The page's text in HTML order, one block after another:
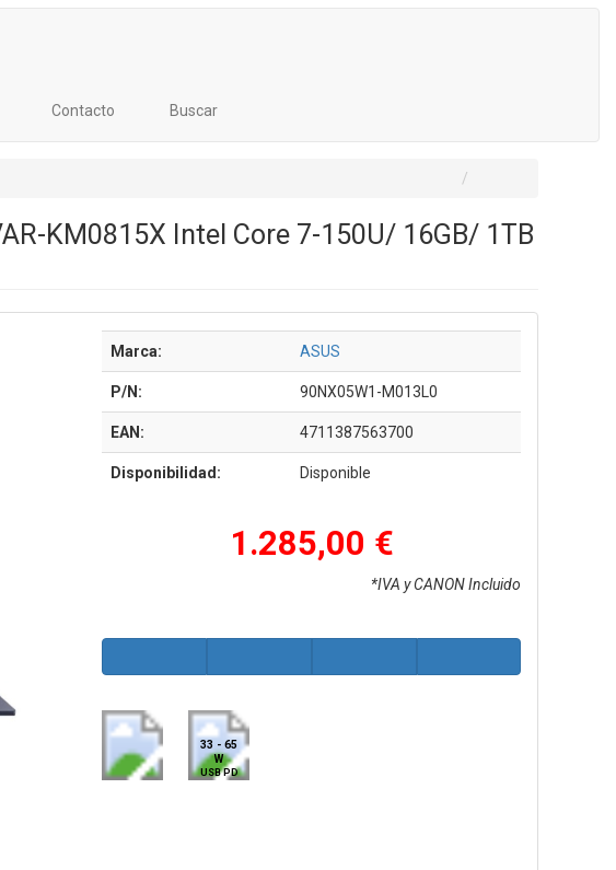
Contacto Buscar
KM0815X Intel Core 7-150U/ 16GB/ 1TB
Marca: ASUS
P/N: 90NX05W1-M013L0
EAN: 4711387563700
Disponibilidad: Disponible
1.285,00 €
*IVA y CANON Incluido
33 - 65
W
USB PD